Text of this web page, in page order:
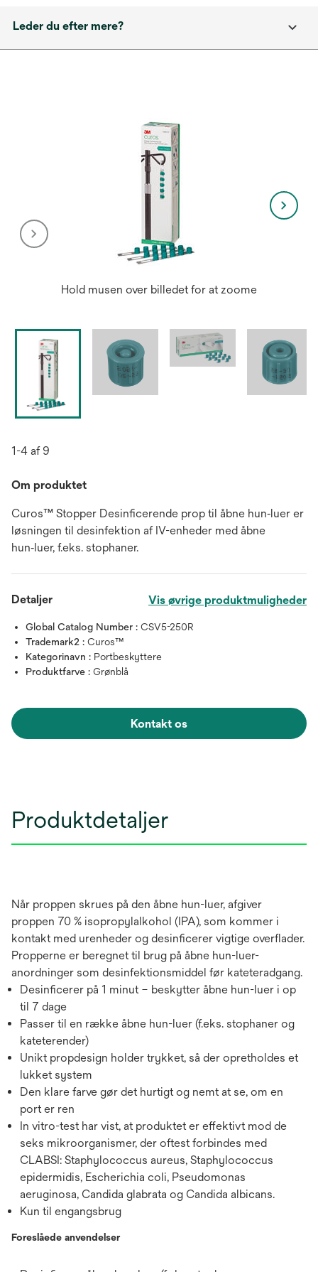
Leder du efter mere?
Hold musen over billedet for at zoome
1-4 af 9
Om produktet
Curos™ Stopper Desinficerende prop til åbne hun‑luer er
løsningen til desinfektion af IV-enheder med åbne
hun‑luer, f.eks. stophaner.
Detaljer Vis øvrige produktmuligheder
Global Catalog Number : CSV5-250R
Trademark2 : Curos™
Kategorinavn : Portbeskyttere
Produktfarve : Grønblå
Kontakt os
Produktdetaljer
Når proppen skrues på den åbne hun-luer, afgiver
proppen 70 % isopropylalkohol (IPA), som kommer i
kontakt med urenheder og desinficerer vigtige overflader.
Propperne er beregnet til brug på åbne hun-luer-
anordninger som desinfektionsmiddel før kateteradgang.
Desinficerer på 1 minut – beskytter åbne hun-luer i op
til 7 dage
Passer til en række åbne hun-luer (f.eks. stophaner og
kateterender)
Unikt propdesign holder trykket, så der opretholdes et
lukket system
Den klare farve gør det hurtigt og nemt at se, om en
port er ren
In vitro-test har vist, at produktet er effektivt mod de
seks mikroorganismer, der oftest forbindes med
CLABSI: Staphylococcus aureus, Staphylococcus
epidermidis, Escherichia coli, Pseudomonas
aeruginosa, Candida glabrata og Candida albicans.
Kun til engangsbrug
Foreslåede anvendelser